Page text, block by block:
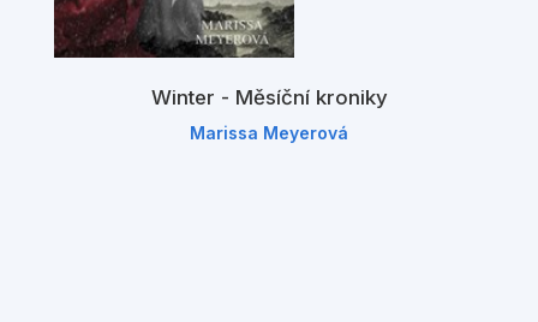
Winter - Měsíční kroniky
Marissa Meyerová